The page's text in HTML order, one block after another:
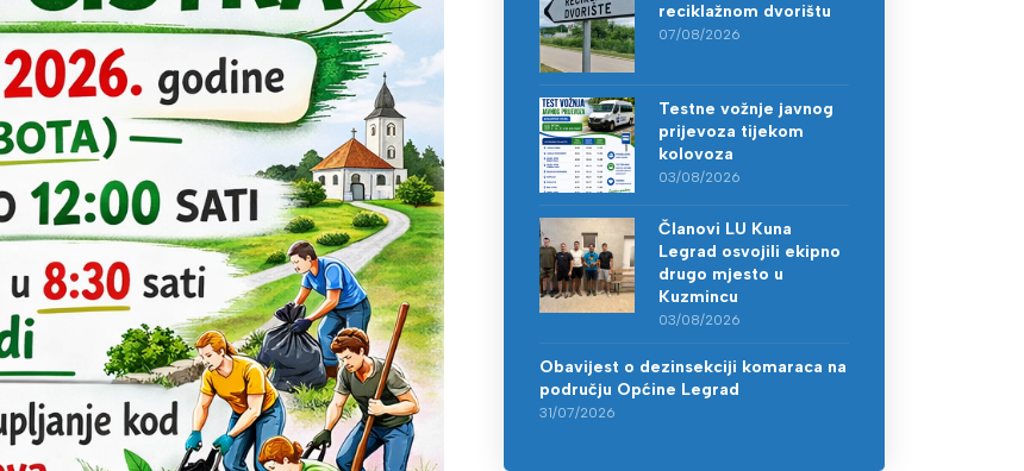
reciklažnom dvorištu
07/08/2026
Testne vožnje javnog
prijevoza tijekom
kolovoza
03/08/2026
Članovi LU Kuna
Legrad osvojili ekipno
drugo mjesto u
Kuzmincu
03/08/2026
Obavijest o dezinsekciji komaraca na
području Općine Legrad
31/07/2026